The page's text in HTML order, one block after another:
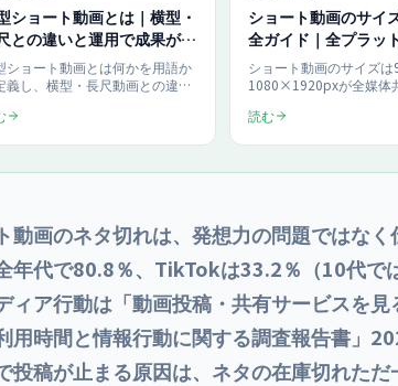
ショート動画とは｜横型・
との違いと運用で成果が出
由を比較表で解説
】
ショート動画とは何かを用語か
義し、横型・長尺動画との違い
ゴリズムとの相性から、なぜ縦
業種・ゴールと、活用時の費用
ショート動画のサイ
全ガイド｜全プラッ
対応表
ショート動画のサイズは
1080×1920pxが全媒体
(YouTube公式・2024年)、
ます。全プラットフォ
読む
動画のネタ切れは、発想力の問題ではな
年代で80.8％、TikTokは33.2％（10代で
ィア行動は「動画投稿・共有サービスを
用時間と情報行動に関する調査報告書」
投稿が止まる原因は、ネタの在庫切れた